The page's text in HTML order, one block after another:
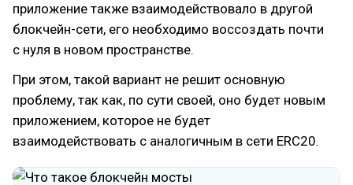
приложение также взаимодействовало в другой
блокчейн-сети, его необходимо воссоздать почти
с нуля в новом пространстве.
При этом, такой вариант не решит основную
проблему, так как, по сути своей, оно будет новым
приложением, которое не будет
взаимодействовать с аналогичным в сети ERC20.